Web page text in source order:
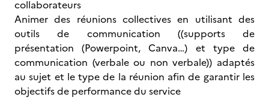
collaborateurs
Animer des réunions collectives en utilisant des
outils de communication ((supports de
présentation (Powerpoint, Canva…) et type de
communication (verbale ou non verbale)) adaptés
au sujet et le type de la réunion afin de garantir les
objectifs de performance du service